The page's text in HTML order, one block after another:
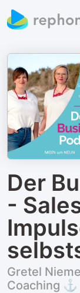
Der
-
Gretel
Coaching ⚓